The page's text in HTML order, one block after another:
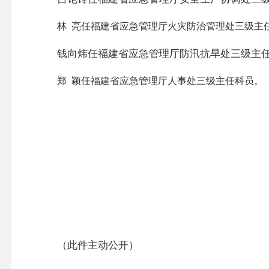
林 亮任福建省应急管理厅火灾防治管理处三级主
钱向炜任福建省应急管理厅防汛抗旱处三级主
郑 颖任福建省应急管理厅人事处三级主任科员。
（此件主动公开）